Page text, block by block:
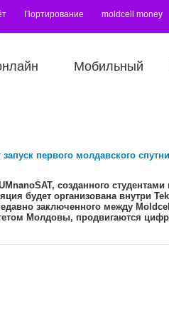
Портирование moldcell money
Мобильный
первого молдавского
созданного студентами
будет организована внутри
заключенного между
Молдовы, продвигаются